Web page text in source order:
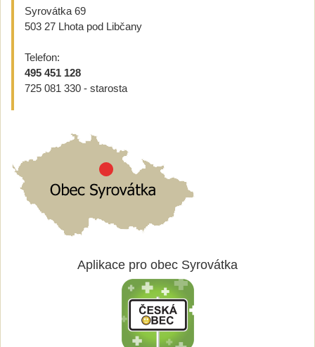
Syrovátka 69
503 27 Lhota pod Libčany
Telefon:
495 451 128
725 081 330 - starosta
Aplikace pro obec Syrovátka